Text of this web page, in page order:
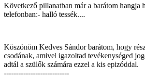
Következő pillanatban már a barátom hangja
telefonban:- halló tessék....
Köszönöm Kedves Sándor barátom, hogy
csodának, amivel igazoltad tevékenységed
adtál a szülők számára ezzel a kis epizóddal.
---------------------------